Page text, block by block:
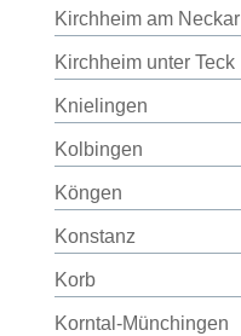
Kirchheim am Neckar
Kirchheim unter Teck
Knielingen
Kolbingen
Köngen
Konstanz
Korb
Korntal-Münchingen